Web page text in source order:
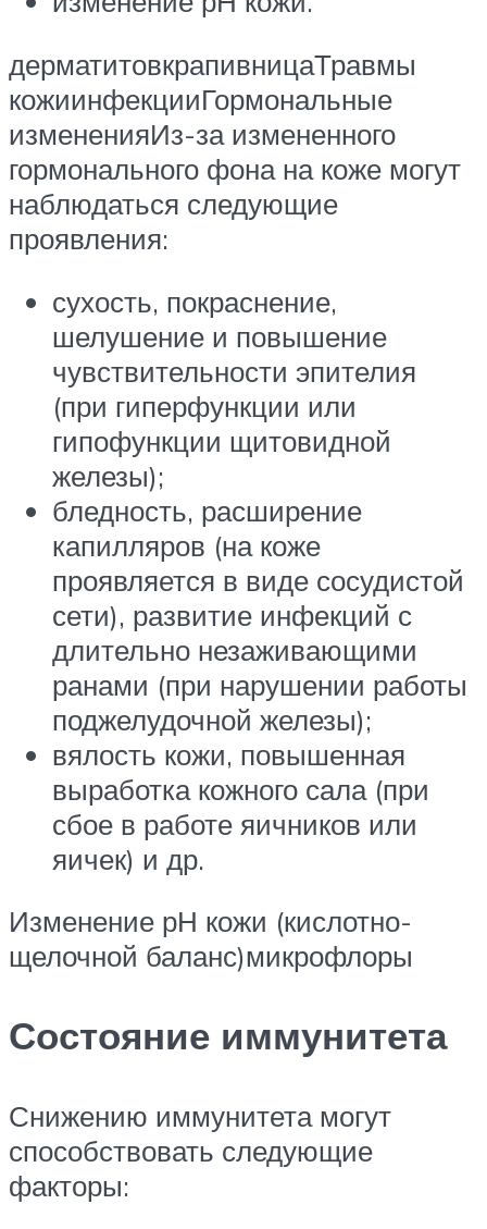
дерматитовкрапивницаТравмы
кожиинфекцииГормональные
измененияИз-за измененного
гормонального фона на коже могут
наблюдаться следующие
проявления:
сухость, покраснение,
шелушение и повышение
чувствительности эпителия
(при гиперфункции или
гипофункции щитовидной
железы);
бледность, расширение
капилляров (на коже
проявляется в виде сосудистой
сети), развитие инфекций с
длительно незаживающими
ранами (при нарушении работы
поджелудочной железы);
вялость кожи, повышенная
выработка кожного сала (при
сбое в работе яичников или
яичек) и др.
Изменение рН кожи (кислотно-
щелочной баланс)микрофлоры
Состояние иммунитета
Снижению иммунитета могут
способствовать следующие
факторы: